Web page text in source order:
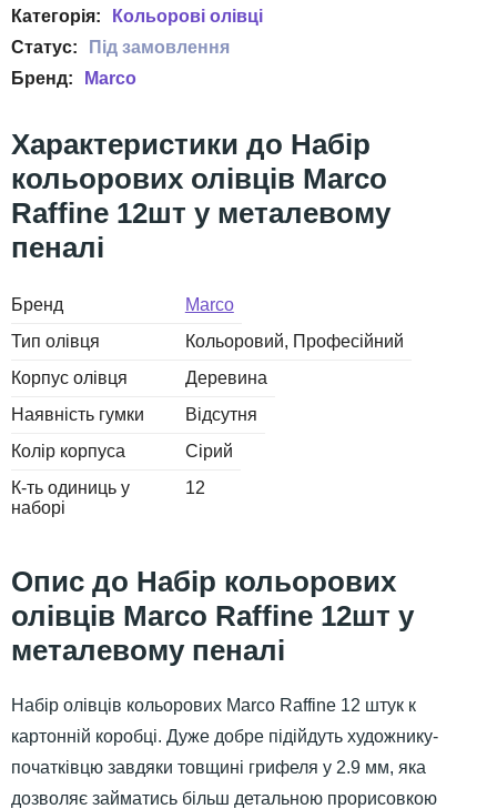
Кольорові олівці
Marco
Набір
кольорових олівців Marco
Raffine 12шт у металевому
пеналі
Бренд
Marco
Тип олівця
Кольоровий
Професійний
Корпус олівця
Деревина
Наявність гумки
Відсутня
Колір корпуса
Сірий
К-ть одиниць у
наборі
12
Набір кольорових
олівців Marco Raffine 12шт у
металевому пеналі
Набір олівців кольорових Marco Raffine 12 штук к
картонній коробці. Дуже добре підійдуть художнику-
початківцю завдяки товщині грифеля у 2.9 мм, яка
дозволяє займатись більш детальною прорисовкою